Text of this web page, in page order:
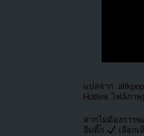
แปลจาก
Hotlink ไฟล์ภาพ)
หากไม่ต้องการ
ลืมติ๊ก
เลือก